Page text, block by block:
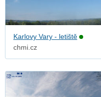
Karlovy Vary - letiště
chmi.cz